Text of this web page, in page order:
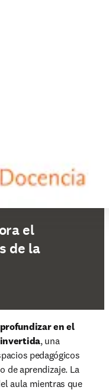
el
de la
en el
, una
pedagógicos
de aprendizaje. La
aula mientras que